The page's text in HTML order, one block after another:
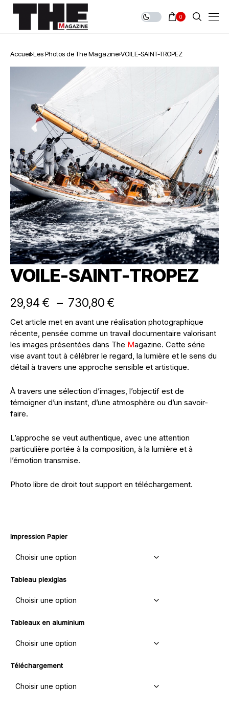
0
Accueil Les Photos de The Magazine VOILE-SAINT-TROPEZ
VOILE-SAINT-TROPEZ
29,94 € – 730,80 €
Cet article met en avant une réalisation photographique
récente, pensée comme un travail documentaire valorisant
les images présentées dans The Magazine. Cette série
vise avant tout à célébrer le regard, la lumière et le sens du
détail à travers une approche sensible et artistique.
À travers une sélection d’images, l’objectif est de
témoigner d’un instant, d’une atmosphère ou d’un savoir-
faire.
L’approche se veut authentique, avec une attention
particulière portée à la composition, à la lumière et à
l’émotion transmise.
Photo libre de droit tout support en téléchargement.
Impression Papier
Tableau plexiglas
Tableaux en aluminium
Téléchargement